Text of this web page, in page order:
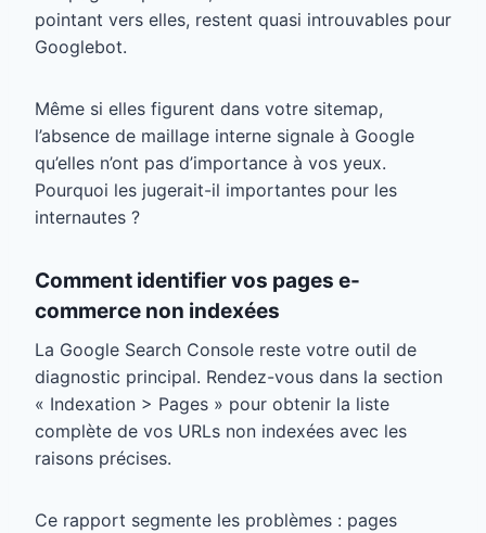
pointant vers elles, restent quasi introuvables pour
Googlebot.
Même si elles figurent dans votre sitemap,
l’absence de maillage interne signale à Google
qu’elles n’ont pas d’importance à vos yeux.
Pourquoi les jugerait-il importantes pour les
internautes ?
Comment identifier vos pages e-
commerce non indexées
La Google Search Console reste votre outil de
diagnostic principal. Rendez-vous dans la section
« Indexation > Pages » pour obtenir la liste
complète de vos URLs non indexées avec les
raisons précises.
Ce rapport segmente les problèmes : pages